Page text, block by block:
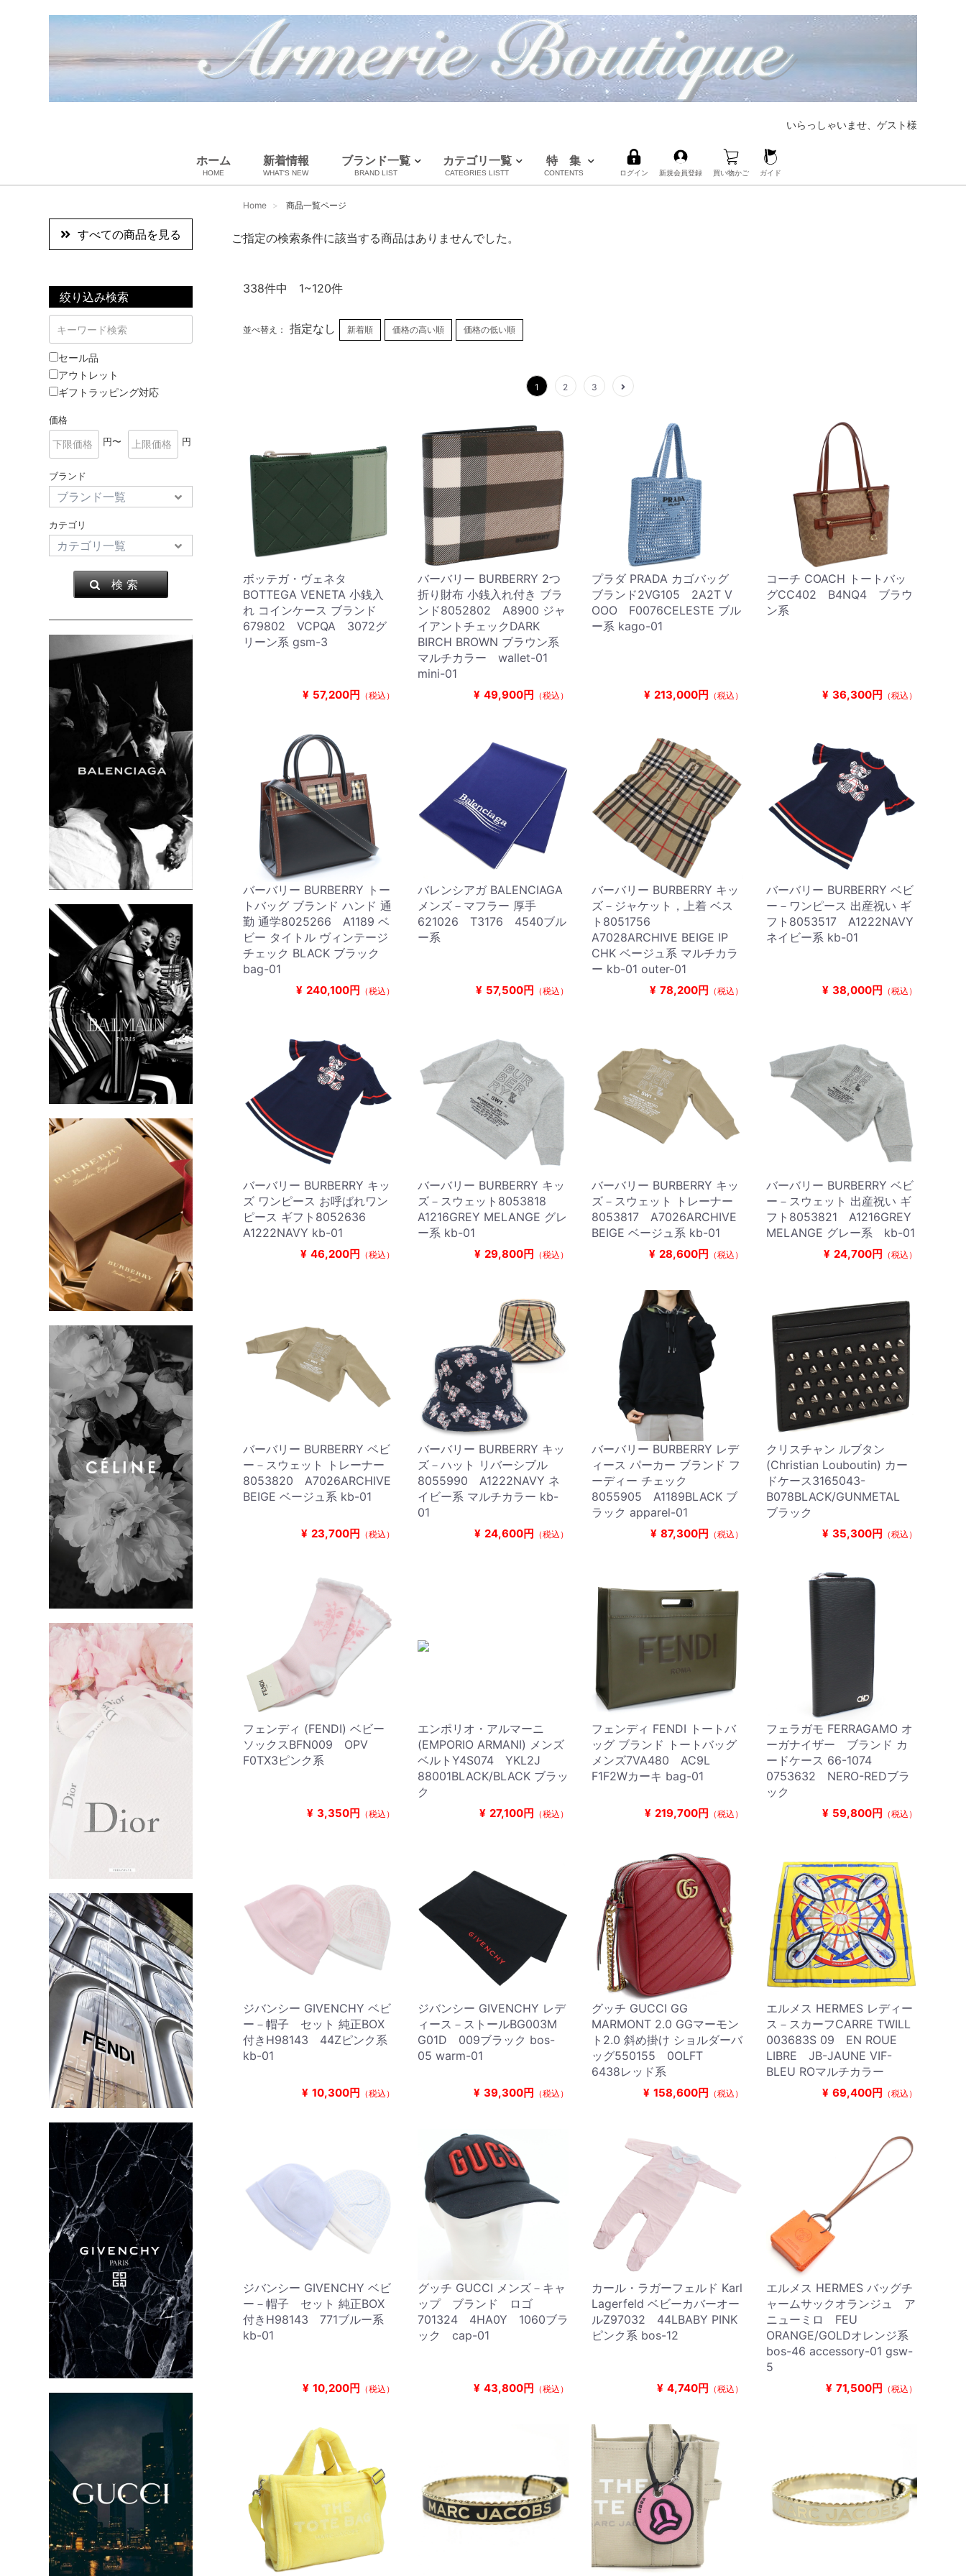
いらっしゃいませ、ゲスト様
ホーム
HOME
新着情報
WHAT'S NEW
ブランド一覧
BRAND LIST
ルイヴィトン
シャネル
エルメス
全てのブランドを見る
カテゴリ一覧
CATEGRIES LISTT
スカーフ・マフラー
ギフトラッピング
雑貨・その他
バッグ＆ポーチ
アロマ＆フレグランス
特 集
CONTENTS ログイン 新規会員登録 買い物かご ガイド
Home 商品一覧ページ
すべての商品を見る
絞り込み検索
セール品
アウトレット
ギフトラッピング対応
価格
円〜
円
ブランド
カテゴリ
検 索
ご指定の検索条件に該当する商品はありませんでした。
338件中 1~120件
並べ替え： 指定なし 新着順 価格の高い順 価格の低い順
1 2 3
ボッテガ・ヴェネタ
BOTTEGA VENETA 小銭入
れ コインケース ブランド
679802 VCPQA 3072グ
リーン系 gsm-3
¥ 57,200円 （税込）
バーバリー BURBERRY 2つ
折り財布 小銭入れ付き ブラ
ンド8052802 A8900 ジャ
イアントチェックDARK
BIRCH BROWN ブラウン系
マルチカラー wallet-01
mini-01
¥ 49,900円 （税込）
プラダ PRADA カゴバッグ
ブランド2VG105 2A2T V
OOO F0076CELESTE ブル
ー系 kago-01
¥ 213,000円 （税込）
コーチ COACH トートバッ
グCC402 B4NQ4 ブラウ
ン系
¥ 36,300円 （税込）
バーバリー BURBERRY トー
トバッグ ブランド ハンド 通
勤 通学8025266 A1189 ベ
ビー タイトル ヴィンテージ
チェック BLACK ブラック
bag-01
¥ 240,100円 （税込）
バレンシアガ BALENCIAGA
メンズ－マフラー 厚手
621026 T3176 4540ブル
ー系
¥ 57,500円 （税込）
バーバリー BURBERRY キッ
ズ－ジャケット，上着 ベス
ト8051756
A7028ARCHIVE BEIGE IP
CHK ベージュ系 マルチカラ
ー kb-01 outer-01
¥ 78,200円 （税込）
バーバリー BURBERRY ベビ
ー－ワンピース 出産祝い ギ
フト8053517 A1222NAVY
ネイビー系 kb-01
¥ 38,000円 （税込）
バーバリー BURBERRY キッ
ズ ワンピース お呼ばれワン
ピース ギフト8052636
A1222NAVY kb-01
¥ 46,200円 （税込）
バーバリー BURBERRY キッ
ズ－スウェット8053818
A1216GREY MELANGE グレ
ー系 kb-01
¥ 29,800円 （税込）
バーバリー BURBERRY キッ
ズ－スウェット トレーナー
8053817 A7026ARCHIVE
BEIGE ベージュ系 kb-01
¥ 28,600円 （税込）
バーバリー BURBERRY ベビ
ー－スウェット 出産祝い ギ
フト8053821 A1216GREY
MELANGE グレー系 kb-01
¥ 24,700円 （税込）
バーバリー BURBERRY ベビ
ー－スウェット トレーナー
8053820 A7026ARCHIVE
BEIGE ベージュ系 kb-01
¥ 23,700円 （税込）
バーバリー BURBERRY キッ
ズ－ハット リバーシブル
8055990 A1222NAVY ネ
イビー系 マルチカラー kb-
01
¥ 24,600円 （税込）
バーバリー BURBERRY レデ
ィース パーカー ブランド フ
ーディー チェック
8055905 A1189BLACK ブ
ラック apparel-01
¥ 87,300円 （税込）
クリスチャン ルブタン
(Christian Louboutin) カー
ドケース3165043-
B078BLACK/GUNMETAL
ブラック
¥ 35,300円 （税込）
フェンディ (FENDI) ベビー
ソックスBFN009 OPV
F0TX3ピンク系
¥ 3,350円 （税込）
エンポリオ・アルマーニ
(EMPORIO ARMANI) メンズ
ベルトY4S074 YKL2J
88001BLACK/BLACK ブラッ
ク
¥ 27,100円 （税込）
フェンディ FENDI トートバ
ッグ ブランド トートバッグ
メンズ7VA480 AC9L
F1F2Wカーキ bag-01
¥ 219,700円 （税込）
フェラガモ FERRAGAMO オ
ーガナイザー ブランド カ
ードケース 66-1074
0753632 NERO-REDブラ
ック
¥ 59,800円 （税込）
ジバンシー GIVENCHY ベビ
ー－帽子 セット 純正BOX
付きH98143 44Zピンク系
kb-01
¥ 10,300円 （税込）
ジバンシー GIVENCHY レデ
ィース－ストールBG003M
G01D 009ブラック bos-
05 warm-01
¥ 39,300円 （税込）
グッチ GUCCI GG
MARMONT 2.0 GGマーモン
ト2.0 斜め掛け ショルダーバ
ッグ550155 0OLFT
6438レッド系
¥ 158,600円 （税込）
エルメス HERMES レディー
ス－スカーフCARRE TWILL
003683S 09 EN ROUE
LIBRE JB-JAUNE VIF-
BLEU ROマルチカラー
¥ 69,400円 （税込）
ジバンシー GIVENCHY ベビ
ー－帽子 セット 純正BOX
付きH98143 771ブルー系
kb-01
¥ 10,200円 （税込）
グッチ GUCCI メンズ－キャ
ップ ブランド ロゴ
701324 4HA0Y 1060ブラ
ック cap-01
¥ 43,800円 （税込）
カール・ラガーフェルド Karl
Lagerfeld ベビーカバーオー
ルZ97032 44LBABY PINK
ピンク系 bos-12
¥ 4,740円 （税込）
エルメス HERMES バッグチ
ャームサックオランジュ ア
ニューミロ FEU
ORANGE/GOLDオレンジ系
bos-46 accessory-01 gsw-
5
¥ 71,500円 （税込）